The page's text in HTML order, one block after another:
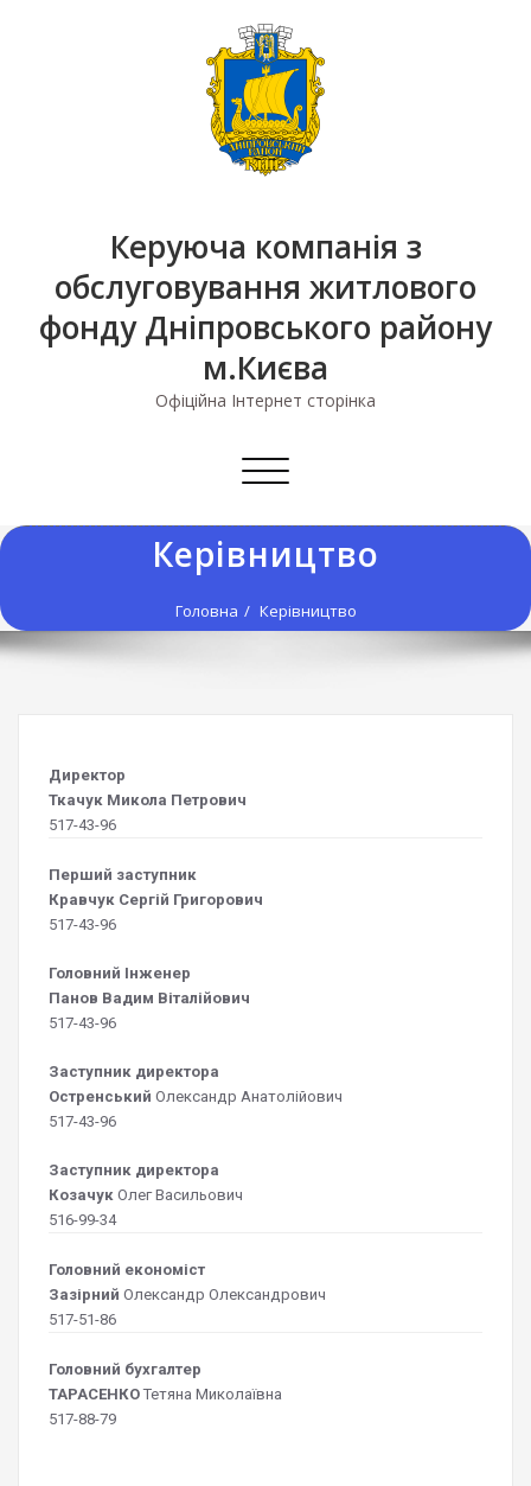
Керуюча компанія з
обслуговування житлового
фонду Дніпровського району
м.Києва
Офіційна Інтернет сторінка
Перемкнути
Керівництво
Головна Керівництво
Директор
Ткачук Микола Петрович
517-43-96
Перший заступник
Кравчук Сергій Григорович
517-43-96
Головний Інженер
Панов Вадим Віталійович
517-43-96
Заступник директора
Остренський Олександр Анатолійович
517-43-96
Заступник директора
Козачук Олег Васильович
516-99-34
Головний економіст
Зазірний Олександр Олександрович
517-51-86
Головний бухгалтер
ТАРАСЕНКОТетяна Миколаївна
517-88-79